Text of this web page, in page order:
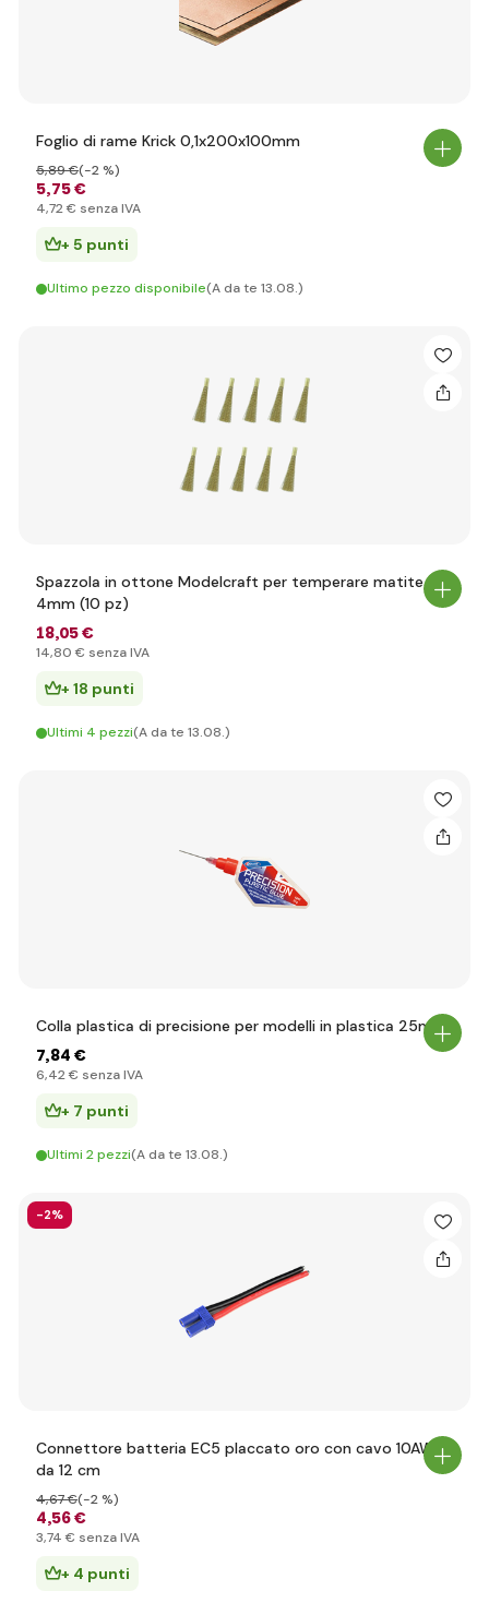
Foglio di rame Krick 0,1x200x100mm
5,75 €
5,89 €(-2 %)
4,72 € senza IVA
+ 5 punti
Ultimo pezzo disponibile(A da te 13.08.)
Spazzola in ottone Modelcraft per temperare matite
4mm (10 pz)
18,05 €
14,80 € senza IVA
+ 18 punti
Ultimi 4 pezzi(A da te 13.08.)
Colla plastica di precisione per modelli in plastica 25ml
7,84 €
6,42 € senza IVA
+ 7 punti
Ultimi 2 pezzi(A da te 13.08.)
-2%
Connettore batteria EC5 placcato oro con cavo 10AWG
da 12 cm
4,56 €
4,67 €(-2 %)
3,74 € senza IVA
+ 4 punti